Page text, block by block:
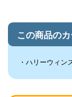
この商品の
ハリーウィン